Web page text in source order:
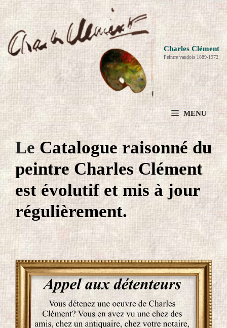
Aller
contenu
Charles Clément
Peintre vaudois 1889-1972
MENU
LeCatalogue raisonné du
peintreCharles Clément
est évolutif et mis à jour
régulièrement.